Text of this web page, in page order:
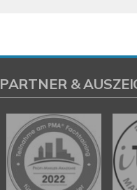
PARTNER &